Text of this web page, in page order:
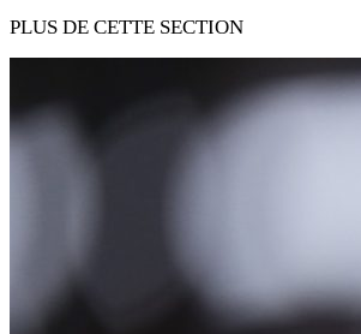
PLUS DE CETTE SECTION